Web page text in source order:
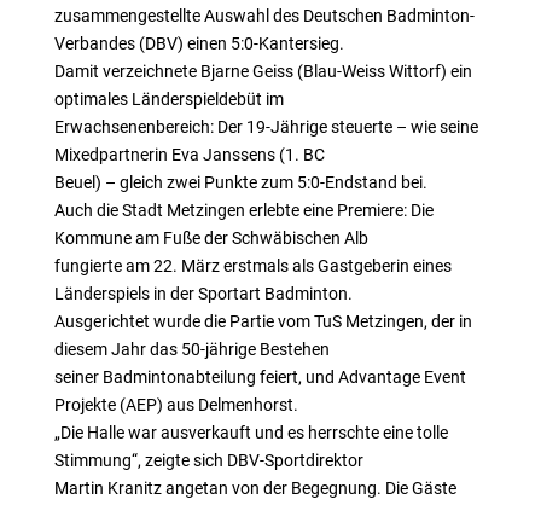
zusammengestellte Auswahl des Deutschen Badminton-
Verbandes (DBV) einen 5:0-Kantersieg.
Damit verzeichnete Bjarne Geiss (Blau-Weiss Wittorf) ein
optimales Länderspieldebüt im
Erwachsenenbereich: Der 19-Jährige steuerte – wie seine
Mixedpartnerin Eva Janssens (1. BC
Beuel) – gleich zwei Punkte zum 5:0-Endstand bei.
Auch die Stadt Metzingen erlebte eine Premiere: Die
Kommune am Fuße der Schwäbischen Alb
fungierte am 22. März erstmals als Gastgeberin eines
Länderspiels in der Sportart Badminton.
Ausgerichtet wurde die Partie vom TuS Metzingen, der in
diesem Jahr das 50-jährige Bestehen
seiner Badmintonabteilung feiert, und Advantage Event
Projekte (AEP) aus Delmenhorst.
„Die Halle war ausverkauft und es herrschte eine tolle
Stimmung“, zeigte sich DBV-Sportdirektor
Martin Kranitz angetan von der Begegnung. Die Gäste